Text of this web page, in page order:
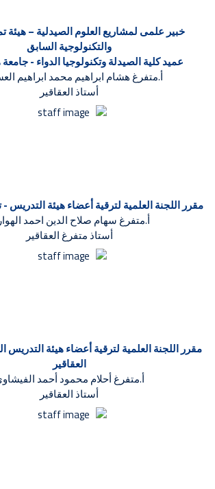
خبير علمى لمشاريع العلوم الصيدلية – هيئة
والتكنولوجية السابق
عميد كلية الصيدلة وتكنولوجيا الدواء -
أ.متفرغ هشام ابراهيم محمد ابراهيم
أستاذ العقاقير
مقرر اللجنة العلمية لترقية أعضاء هيئة
أ.متفرغ سهام صلاح الدين احمد
أستاذ متفرغ العقاقير
مقرر اللجنة العلمية لترقية أعضاء هيئة
العقاقير
أ.متفرغ أحلام محمود أحمد
أستاذ العقاقير